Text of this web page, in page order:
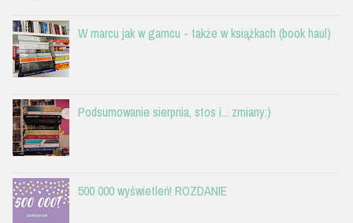
W marcu jak w garncu - także w książkach (book haul)
Podsumowanie sierpnia, stos i... zmiany:)
500 000 wyświetleń! ROZDANIE